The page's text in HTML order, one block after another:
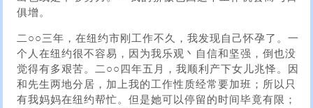
俱增。
二○○三年，在纽约市刚工作不久，我发现自己怀孕了。一
个人在纽约很不容易，因为我乐观丶自信和坚强，倒也没
觉得有多艰苦。二○○四年五月，我顺利产下女儿兆怿。因
和先生两地分居，加上我的工作性质经常要加班；所以只
有我妈妈在纽约帮忙。但是她可以停留的时间毕竟有限；